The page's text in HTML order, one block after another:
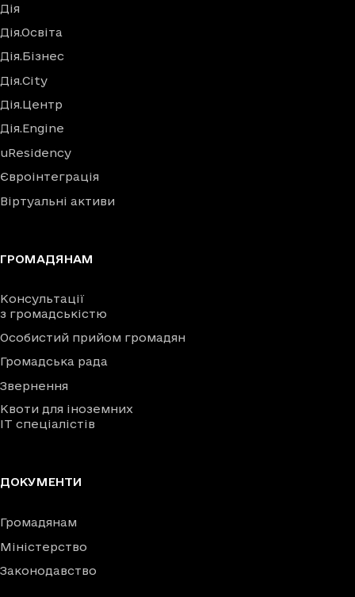
Дія
Дія.Освіта
Дія.Бізнес
Дія.City
Дія.Центр
Дія.Engine
uResidency
Євроінтеграція
Віртуальні активи
ГРОМАДЯНАМ
Консультації
з громадськістю
Особистий прийом громадян
Громадська рада
Звернення
Квоти для іноземних
IT спеціалістів
ДОКУМЕНТИ
Громадянам
Міністерство
Законодавство